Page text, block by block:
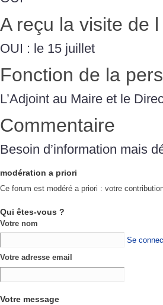
A reçu la visite de
OUI : le 15 juillet
Fonction de la
L’Adjoint au Maire et le
Commentaire
Besoin d’information mais
modération a priori
Ce forum est modéré a priori : votre
Qui êtes-vous ?
Votre nom
Se
Votre adresse email
Votre message